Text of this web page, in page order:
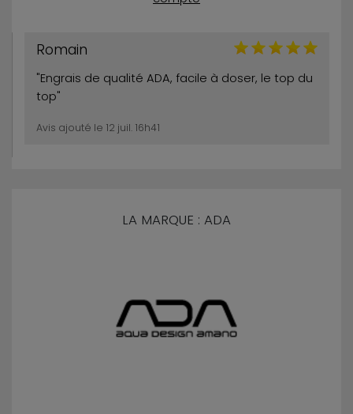
Romain
"Engrais de qualité ADA, facile à doser, le top du
top"
Avis ajouté le 12 juil. 16h41
LA MARQUE : ADA